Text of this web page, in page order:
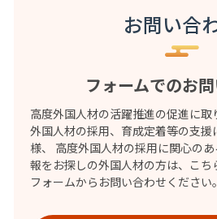
お問い合
フォームでのお
高度外国人材の活躍推進の促進に取
外国人材の採用、育成定着等の支
様、 高度外国人材の採用に関心の
報をお探しの外国人材の方は、こち
フォームからお問い合わせください。